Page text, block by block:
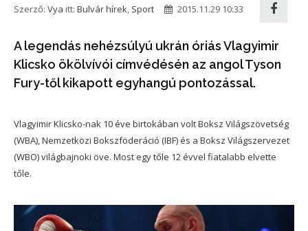
Szerző: Vya itt: Bulvár hírek, Sport 2015.11.29 10:33
A legendás nehézsúlyú ukrán óriás Vlagyimir
Klicsko ökölvívói címvédésén az angol Tyson
Fury-től kikapott egyhangú pontozással.
Vlagyimir Klicsko-nak 10 éve birtokában volt Boksz Világszövetség
(WBA), Nemzetközi Bokszföderáció (IBF) és a Boksz Világszervezet
(WBO) világbajnoki öve. Most egy tőle 12 évvel fiatalabb elvette
tőle.